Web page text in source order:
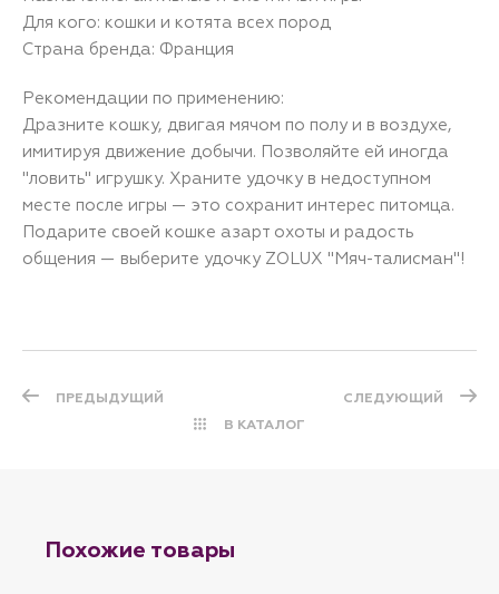
Для кого: кошки и котята всех пород
Страна бренда: Франция
Рекомендации по применению:
Дразните кошку, двигая мячом по полу и в воздухе,
имитируя движение добычи. Позволяйте ей иногда
"ловить" игрушку. Храните удочку в недоступном
месте после игры — это сохранит интерес питомца.
Подарите своей кошке азарт охоты и радость
общения — выберите удочку ZOLUX "Мяч-талисман"!
ПРЕДЫДУЩИЙ
В КАТАЛОГ
СЛЕДУЮЩИЙ
Похожие товары